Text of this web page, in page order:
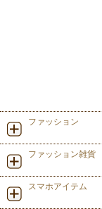
ファッション
ファッション雑貨
スマホアイテム